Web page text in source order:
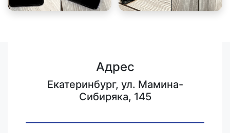
Адрес
Екатеринбург, ул. Мамина-
Сибиряка, 145